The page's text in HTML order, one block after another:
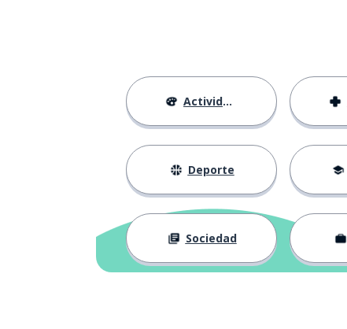
Actividades
Deporte
Sociedad